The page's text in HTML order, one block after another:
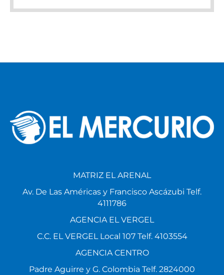
MATRIZ EL ARENAL
Av. De Las Américas y Francisco Ascázubi Telf.
4111786
AGENCIA EL VERGEL
C.C. EL VERGEL Local 107 Telf. 4103554
AGENCIA CENTRO
Padre Aguirre y G. Colombia Telf. 2824000